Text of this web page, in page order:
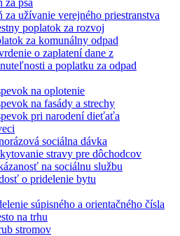
za psa
za užívanie verejného priestranstva
poplatok za rozvoj
za komunálny odpad
o zaplatení dane z
a poplatku za odpad
na oplotenie
na fasády a strechy
pri narodení dieťaťa
sociálna dávka
stravy pre dôchodcov
na sociálnu službu
o pridelenie bytu
súpisného a orientačného čísla
na trhu
stromov